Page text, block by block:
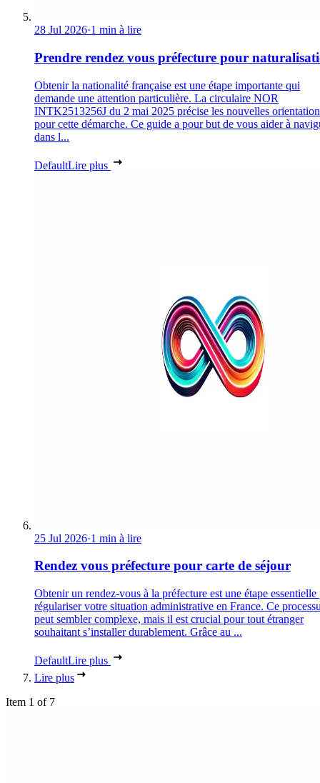
28 Jul 2026·1 min à lire
Prendre rendez vous préfecture pour
Obtenir la nationalité française est une étape importante qui
demande une attention particulière. La circulaire NOR
INTK2513256J du 2 mai 2025 précise les nouvelles
pour cette démarche. Ce guide a pour but de vous aider à
dans l...
DefaultLire plus
25 Jul 2026·1 min à lire
Rendez vous préfecture pour carte de séjour
Obtenir un rendez-vous à la préfecture est une étape essentielle
régulariser votre situation administrative en France. Ce
peut sembler complexe, mais il est crucial pour tout étranger
souhaitant s’installer durablement. Grâce au ...
DefaultLire plus
Lire plus
Item 1 of 7